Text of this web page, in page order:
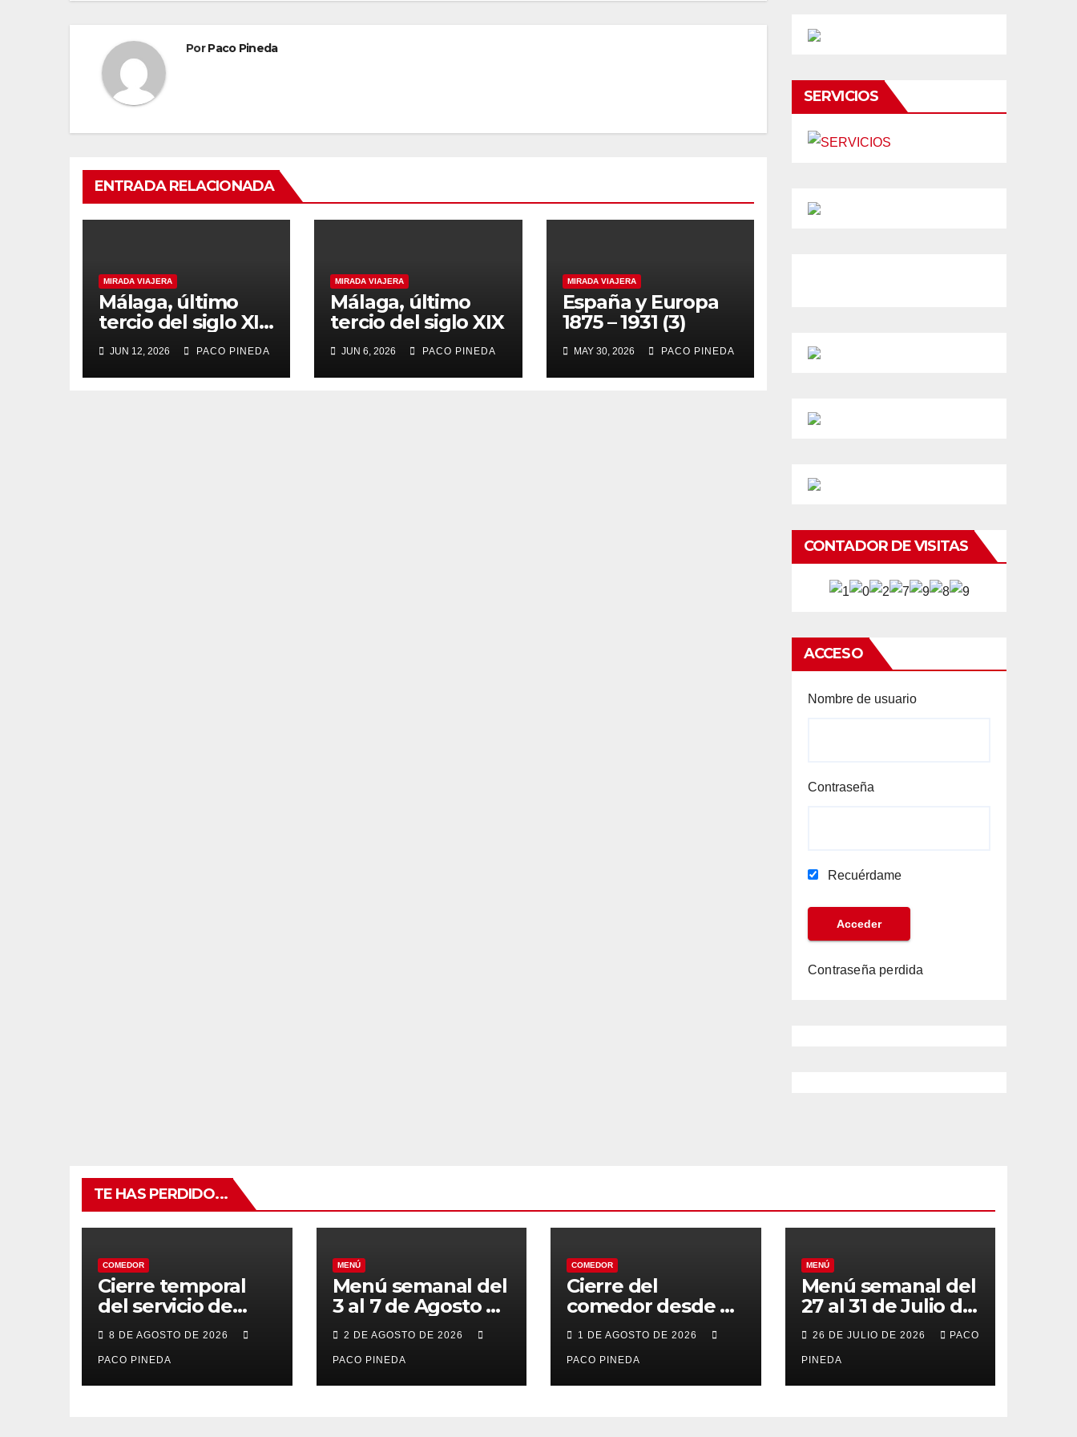
PorPaco Pineda
ENTRADA RELACIONADA
MIRADA VIAJERA
Málaga, último
tercio del siglo XIX
(2)JUN 12, 2026 PACO PINEDA
MIRADA VIAJERA
Málaga, último
tercio del siglo XIX
JUN 6, 2026 PACO PINEDA
MIRADA VIAJERA
España y Europa
1875 – 1931 (3)
MAY 30, 2026 PACO PINEDA
SERVICIOS
CONTADOR DE VISITAS
ACCESO
Nombre de usuario
Contraseña
Recuérdame
Contraseña perdida
TE HAS PERDIDO...
COMEDOR
Cierre temporal
del servicio de
BAR – COMEDOR
8 DE AGOSTO DE 2026
PACO PINEDA
MENÚ
Menú semanal del
3 al 7 de Agosto de
2026
2 DE AGOSTO DE 2026
PACO PINEDA
COMEDOR
Cierre del
comedor desde el
7 al 21 de Agosto
por vacaciones
1 DE AGOSTO DE 2026
PACO PINEDA
MENÚ
Menú semanal del
27 al 31 de Julio de
2026
26 DE JULIO DE 2026 PACO
PINEDA